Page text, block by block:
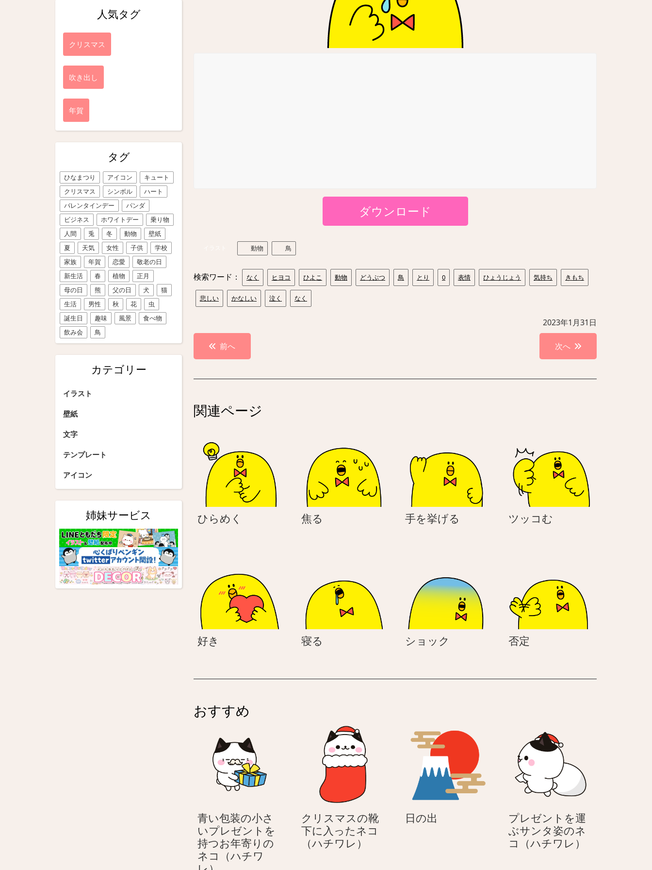
人気タグ
クリスマス
吹き出し
年賀
タグ
ひなまつり アイコン
キュート
クリスマス
シンボル
ハート
バレンタインデー
パンダ
ビジネス
ホワイトデー
乗り物
人間
兎 冬 動物
壁紙
夏
天気 女性 子供
学校
家族
年賀 恋愛
敬老の日
新生活
春 植物
正月
母の日
熊 父の日 犬
猫
生活
男性 秋 花
虫
誕生日
趣味 風景
食べ物
飲み会
鳥
カテゴリー
イラスト
壁紙
文字
テンプレート
アイコン
姉妹サービス
ダウンロード
動物 鳥
検索ワード： なく ヒヨコ ひよこ 動物 どうぶつ 鳥 とり 0 表情 ひょうじょう 気持ち きもち
悲しい かなしい 泣く なく
2023年1月31日
投
稿
ナ
ゲ
シ
ョ
ン
前へ 次へ
関連ページ
ひらめく 焦る 手を挙げる ツッコむ
好き 寝る ショック
ク
否定
おすすめ
青い包装の小さ
いプレゼントを
持つお年寄りの
ネコ（ハチワ
クリスマスの靴
下に入ったネコ
（ハチワレ）
日の出
プレゼントを運
ぶサンタ姿のネ
コ（ハチワレ）